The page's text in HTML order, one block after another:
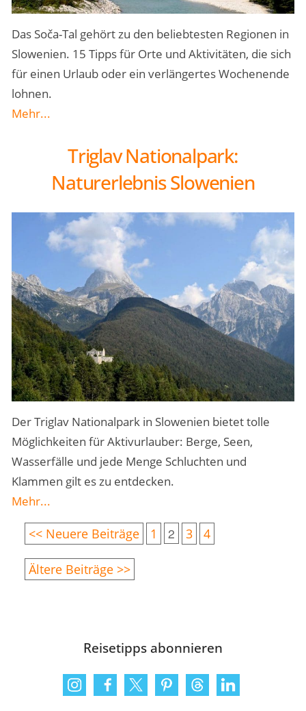
Das Soča-Tal gehört zu den beliebtesten Regionen in
Slowenien. 15 Tipps für Orte und Aktivitäten, die sich
für einen Urlaub oder ein verlängertes Wochenende
lohnen.
Mehr...
Triglav Nationalpark:
Naturerlebnis Slowenien
Der Triglav Nationalpark in Slowenien bietet tolle
Möglichkeiten für Aktivurlauber: Berge, Seen,
Wasserfälle und jede Menge Schluchten und
Klammen gilt es zu entdecken.
Mehr...
<< Neuere Beiträge 1 2 3 4
Ältere Beiträge >>
Reisetipps abonnieren